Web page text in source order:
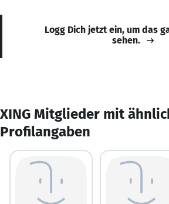
Logg Dich jetzt ein, um das
sehen.
XING Mitglieder mit
Profilangaben